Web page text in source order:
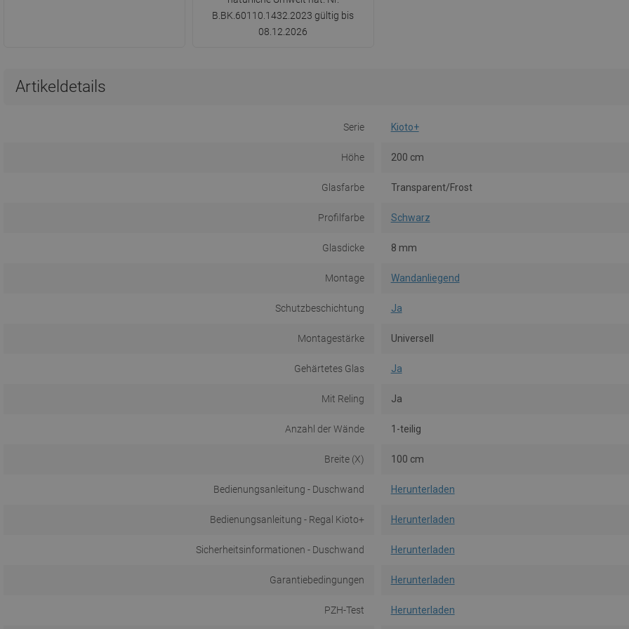
B.BK.60110.1432.2023 gültig bis
08.12.2026
Artikeldetails
Serie Kioto+
Höhe 200 cm
Glasfarbe Transparent/Frost
Profilfarbe Schwarz
Glasdicke 8 mm
Montage Wandanliegend
Schutzbeschichtung Ja
Montagestärke Universell
Gehärtetes Glas Ja
Mit Reling Ja
Anzahl der Wände 1-teilig
Breite (X) 100 cm
Bedienungsanleitung - Duschwand Herunterladen
Bedienungsanleitung - Regal Kioto+ Herunterladen
Sicherheitsinformationen - Duschwand Herunterladen
Garantiebedingungen Herunterladen
PZH-Test Herunterladen